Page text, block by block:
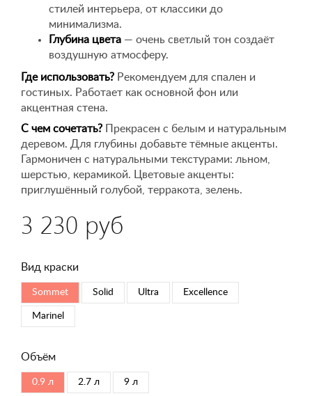
стилей интерьера, от классики до
минимализма.
Глубина цвета — очень светлый тон создаёт
воздушную атмосферу.
Где использовать? Рекомендуем для спален и
гостиных. Работает как основной фон или
акцентная стена.
С чем сочетать? Прекрасен с белым и натуральным
деревом. Для глубины добавьте тёмные акценты.
Гармоничен с натуральными текстурами: льном,
шерстью, керамикой. Цветовые акценты:
приглушённый голубой, терракота, зелень.
3 230 руб
Вид краски
Sommet Solid Ultra Excellence
Marinel
Объём
0.9 л 2.7 л 9 л